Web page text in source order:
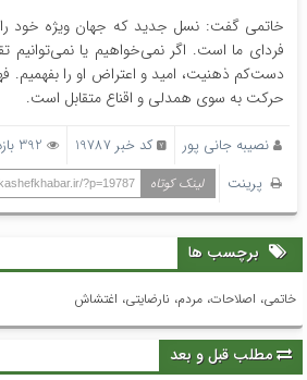
خاتمی گفت: نسل جدید که جهان ویژه خود را
فردای ما است. اگر نمی‌خواهیم یا نمی‌توانیم
دست‌کم ذهنیت، امید و اعتراض او را
حرکت به سوی همدلی و اقناع متقابل است.
نصیبه جانی پور کد خبر 19787 392 بازدید
پرینت
لینک کوتاه ?p=19787
برچسب ها
خاتمی، اصلاحات، مردم، نارضایتی، اغتشاش
مطلب قبل و بعد